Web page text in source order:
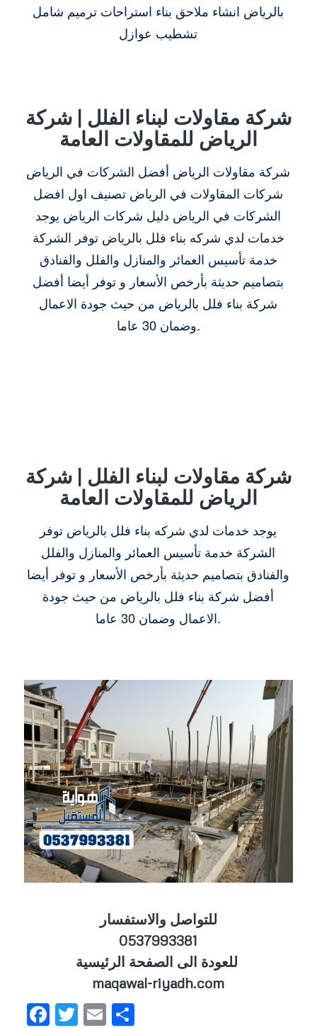
بالرياض انشاء ملاحق بناء استراحات ترميم شامل
تشطيب عوازل
شركة مقاولات لبناء الفلل | شركة
الرياض للمقاولات العامة
شركة مقاولات الرياض أفضل الشركات في الرياض
شركات المقاولات في الرياض تصنيف اول افضل
الشركات في الرياض دليل شركات الرياض يوجد
خدمات لدي شركه بناء فلل بالرياض توفر الشركة
خدمة تأسيس العمائر والمنازل والفلل والفنادق
بتصاميم حديثة بأرخص الأسعار و توفر أيضا أفضل
شركة بناء فلل بالرياض من حيث جودة الاعمال
وضمان 30 عاما.
شركة مقاولات لبناء الفلل | شركة
الرياض للمقاولات العامة
يوجد خدمات لدي شركه بناء فلل بالرياض توفر
الشركة خدمة تأسيس العمائر والمنازل والفلل
والفنادق بتصاميم حديثة بأرخص الأسعار و توفر أيضا
أفضل شركة بناء فلل بالرياض من حيث جودة
الاعمال وضمان 30 عاما.
للتواصل والاستفسار
0537993381
maqawal-riyadh.com
Facebook
Twitter
EmailShare